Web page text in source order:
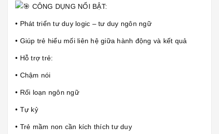
CÔNG DỤNG NỔI BẬT:
• Phát triển tư duy logic – tư duy ngôn ngữ
• Giúp trẻ hiểu mối liên hệ giữa hành động và kết quả
• Hỗ trợ trẻ:
• Chậm nói
• Rối loạn ngôn ngữ
• Tự kỷ
• Trẻ mầm non cần kích thích tư duy